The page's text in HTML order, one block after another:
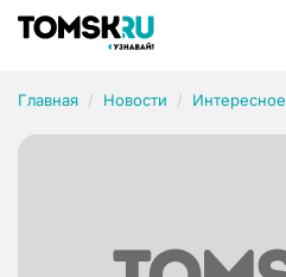
Главная Новости Интересное